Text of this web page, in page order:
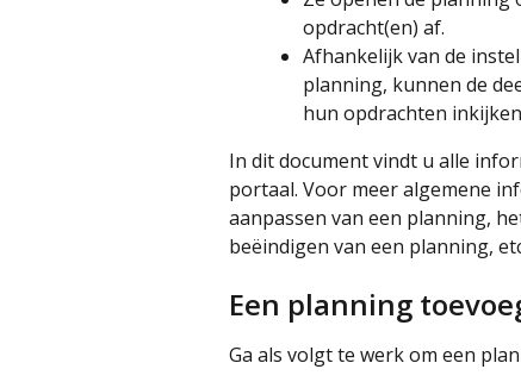
opdracht(en) af.
Afhankelijk van de
planning, kunnen de
hun opdrachten
In dit document vindt u alle
portaal. Voor meer algemene
aanpassen van een planning,
beëindigen van een planning,
Een planning
Ga als volgt te werk om een